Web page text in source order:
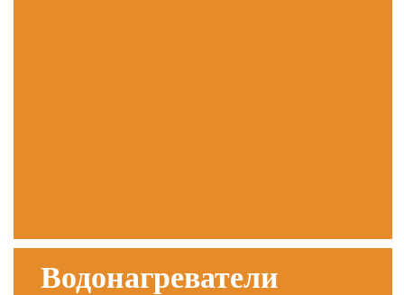
Водонагреватели